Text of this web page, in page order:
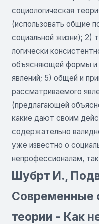
социологическая
(использовать общие
социальной жизни); 2)
логически
объясняющей формы и
явлений; 5) общей и
рассматриваемого
(предлагающей
какие дают своим
содержательно
уже известно о
непрофессионалам,
Шубрт И.,
Современные
теории - Как